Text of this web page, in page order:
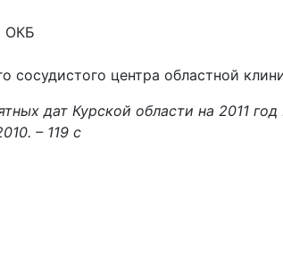
ОКБ
сосудистого центра областной
дат Курской области на 2011 год
– 119 с